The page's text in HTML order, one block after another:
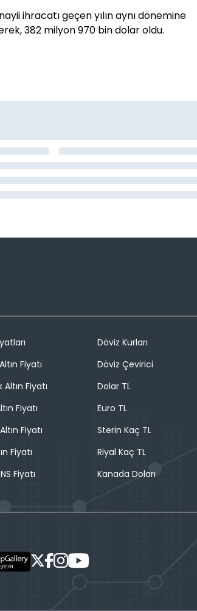
ihracatı geçen yılın aynı dönemine
382 milyon 970 bin dolar oldu.
Fiyatı
Fiyatı
Fiyatı
Fiyatı
Fiyatı
Fiyatı
Döviz Kurları
Döviz Çevirici
Dolar TL
Euro TL
Sterin Kaç TL
Riyal Kaç TL
Kanada Doları